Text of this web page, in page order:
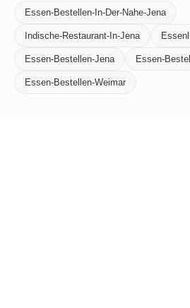
Essen-Bestellen-In-Der-Nahe-Jena
Indische-Restaurant-In-Jena
Essen-Bestellen-Jena Essen-
Essen-Bestellen-Weimar